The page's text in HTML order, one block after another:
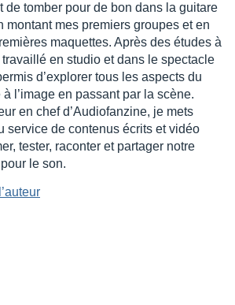
de tomber pour de bon dans la guitare
montant mes premiers groupes et en
maquettes. Après des études à
travaillé en studio et dans le spectacle
d’explorer tous les aspects du
l’image en passant par la scène.
en chef d’Audiofanzine, je mets
service de contenus écrits et vidéo
tester, raconter et partager notre
le son.